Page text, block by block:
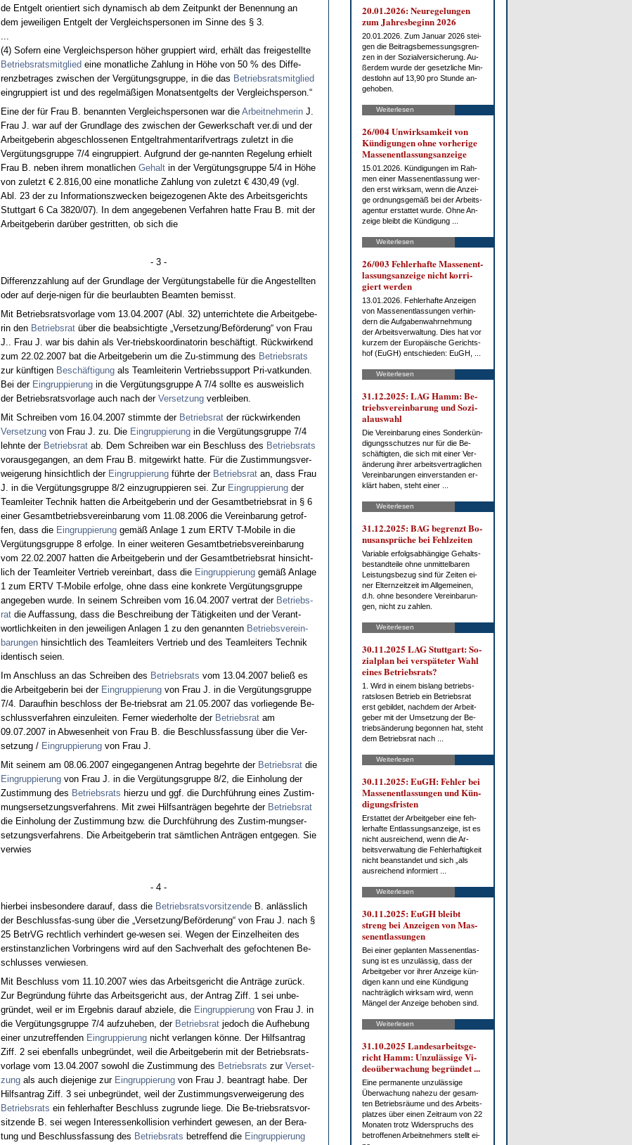
de Ent­gelt ori­en­tiert sich dy­na­misch ab dem Zeit­punkt der Be­nen­nung an
dem je­wei­li­gen Ent­gelt der Ver­gleichs­per­so­nen im Sin­ne des § 3.
...
(4) So­fern ei­ne Ver­gleichs­per­son höher grup­piert wird, erhält das frei­ge­stell­te
Be­triebs­rats­mit­glied ei­ne mo­nat­li­che Zah­lung in Höhe von 50 % des Dif­fe­
renz­be­tra­ges zwi­schen der Vergütungs­grup­pe, in die das Be­triebs­rats­mit­glied
ein­grup­piert ist und des re­gelmäßigen Mo­nats­ent­gelts der Ver­gleichs­per­son.“
Ei­ne der für Frau B. be­nann­ten Ver­gleichs­per­so­nen war die Ar­beit­neh­me­rinJ.
Frau J. war auf der Grund­la­ge des zwi­schen der Ge­werk­schaft ver.di und der
Ar­beit­ge­be­rin ab­ge­schlos­se­nen Ent­gelt­rah­men­ta­rif­ver­trags zu­letzt in die
Vergütungs­grup­pe 7/4 ein­grup­piert. Auf­grund der ge-nann­ten Re­ge­lung er­hielt
Frau B. ne­ben ih­rem mo­nat­li­chen Ge­haltin der Vergütungs­grup­pe 5/4 in Höhe
von zu­letzt € 2.816,00 ei­ne mo­nat­li­che Zah­lung von zu­letzt € 430,49 (vgl.
Abl. 23 der zu In­for­ma­ti­ons­zwe­cken bei­ge­zo­ge­nen Ak­te des Ar­beits­ge­richts
Stutt­gart 6 Ca 3820/07). In dem an­ge­ge­be­nen Ver­fah­ren hat­te Frau B. mit der
Ar­beit­ge­be­rin darüber ge­strit­ten, ob sich die
- 3 -
Dif­fe­renz­zah­lung auf der Grund­la­ge der Vergütungs­ta­bel­le für die An­ge­stell­ten
oder auf der­je-ni­gen für die be­ur­laub­ten Be­am­ten be­misst.
Mit Be­triebs­rats­vor­la­ge vom 13.04.2007 (Abl. 32) un­ter­rich­te­te die Ar­beit­ge­be­
rin den Be­triebs­ratüber die be­ab­sich­tig­te „Ver­set­zung/Beförde­rung“ von Frau
J.. Frau J. war bis da­hin als Ver-triebs­ko­or­di­na­to­rin beschäftigt. Rück­wir­kend
zum 22.02.2007 bat die Ar­beit­ge­be­rin um die Zu-stim­mung des Be­triebs­rats
zur künf­ti­gen Beschäfti­gungals Team­lei­te­rin Ver­triebs­sup­port Pri-vat­kun­den.
Bei der Ein­grup­pie­rungin die Vergütungs­grup­pe A 7/4 soll­te es aus­weis­lich
der Be­triebs­rats­vor­la­ge auch nach der Ver­set­zungver­blei­ben.
Mit Schrei­ben vom 16.04.2007 stimm­te der Be­triebs­ratder rück­wir­ken­den
Ver­set­zungvon Frau J. zu. Die Ein­grup­pie­rungin die Vergütungs­grup­pe 7/4
lehn­te der Be­triebs­ratab. Dem Schrei­ben war ein Be­schluss des Be­triebs­rats
vor­aus­ge­gan­gen, an dem Frau B. mit­ge­wirkt hat­te. Für die Zu­stim­mungs­ver­
wei­ge­rung hin­sicht­lich der Ein­grup­pie­rungführ­te der Be­triebs­ratan, dass Frau
J. in die Vergütungs­grup­pe 8/2 ein­zu­grup­pie­ren sei. Zur Ein­grup­pie­rungder
Team­lei­ter Tech­nik hat­ten die Ar­beit­ge­be­rin und der Ge­samt­be­triebs­rat in § 6
ei­ner Ge­samt­be­triebs­ver­ein­ba­rung vom 11.08.2006 die Ver­ein­ba­rung ge­trof­
fen, dass die Ein­grup­pie­runggemäß An­la­ge 1 zum ERTV T-Mo­bi­le in die
Vergütungs­grup­pe 8 er­fol­ge. In ei­ner wei­te­ren Ge­samt­be­triebs­ver­ein­ba­rung
vom 22.02.2007 hat­ten die Ar­beit­ge­be­rin und der Ge­samt­be­triebs­rat hin­sicht­
lich der Team­lei­ter Ver­trieb ver­ein­bart, dass die Ein­grup­pie­runggemäß An­la­ge
1 zum ERTV T-Mo­bi­le er­fol­ge, oh­ne dass ei­ne kon­kre­te Vergütungs­grup­pe
an­ge­ge­ben wur­de. In sei­nem Schrei­ben vom 16.04.2007 ver­trat der Be­triebs­
ratdie Auf­fas­sung, dass die Be­schrei­bung der Tätig­kei­ten und der Ver­ant­
wort­lich­kei­ten in den je­wei­li­gen An­la­gen 1 zu den ge­nann­ten Be­triebs­ver­ein­
ba­run­genhin­sicht­lich des Team­lei­ters Ver­trieb und des Team­lei­ters Tech­nik
iden­tisch sei­en.
Im An­schluss an das Schrei­ben des Be­triebs­rats vom 13.04.2007 be­ließ es
die Ar­beit­ge­be­rin bei der Ein­grup­pie­rungvon Frau J. in die Vergütungs­grup­pe
7/4. Dar­auf­hin be­schloss der Be-triebs­rat am 21.05.2007 das vor­lie­gen­de Be­
schluss­ver­fah­ren ein­zu­lei­ten. Fer­ner wie­der­hol­te der Be­triebs­ratam
09.07.2007 in Ab­we­sen­heit von Frau B. die Be­schluss­fas­sung über die Ver-
set­zung / Ein­grup­pie­rungvon Frau J.
Mit sei­nem am 08.06.2007 ein­ge­gan­ge­nen An­trag be­gehr­te der Be­triebs­ratdie
Ein­grup­pie­rungvon Frau J. in die Vergütungs­grup­pe 8/2, die Ein­ho­lung der
Zu­stim­mung des Be­triebs­rats hier­zu und ggf. die Durchführung ei­nes Zu­stim­
mungs­er­set­zungs­ver­fah­rens. Mit zwei Hilfs­anträgen be­gehr­te der Be­triebs­rat
die Ein­ho­lung der Zu­stim­mung bzw. die Durchführung des Zu­stim-mungs­er­
set­zungs­ver­fah­rens. Die Ar­beit­ge­be­rin trat sämt­li­chen Anträgen ent­ge­gen. Sie
ver­wies
- 4 -
hier­bei ins­be­son­de­re dar­auf, dass die Be­triebs­rats­vor­sit­zen­deB. anläss­lich
der Be­schluss­fas-sung über die „Ver­set­zung/Beförde­rung“ von Frau J. nach §
25 Be­trVG recht­lich ver­hin­dert ge-we­sen sei. We­gen der Ein­zel­hei­ten des
erst­in­stanz­li­chen Vor­brin­gens wird auf den Sach­ver­halt des ge­foch­te­nen Be­
schlus­ses ver­wie­sen.
Mit Be­schluss vom 11.10.2007 wies das Ar­beits­ge­richt die Anträge zurück.
Zur Be­gründung führ­te das Ar­beits­ge­richt aus, der An­trag Ziff. 1 sei un­be­
gründet, weil er im Er­geb­nis dar­auf ab­zie­le, die Ein­grup­pie­rungvon Frau J. in
die Vergütungs­grup­pe 7/4 auf­zu­he­ben, der Be­triebs­ratje­doch die Auf­he­bung
ei­ner un­zu­tref­fen­den Ein­grup­pie­rungnicht ver­lan­gen könne. Der Hilfs­an­trag
Ziff. 2 sei eben­falls un­be­gründet, weil die Ar­beit­ge­be­rin mit der Be­triebs­rats­
vor­la­ge vom 13.04.2007 so­wohl die Zu­stim­mung des Be­triebs­rats zur Ver­set­
zungals auch die­je­ni­ge zur Ein­grup­pie­rungvon Frau J. be­an­tragt ha­be. Der
Hilfs­an­trag Ziff. 3 sei un­be­gründet, weil der Zu­stim­mungs­ver­wei­ge­rung des
Be­triebs­rats ein feh­ler­haf­ter Be­schluss zu­grun­de lie­ge. Die Be-triebs­rats­vor­
sit­zen­de B. sei we­gen In­ter­es­sen­kol­li­si­on ver­hin­dert ge­we­sen, an der Be­ra­
tung und Be­schluss­fas­sung des Be­triebs­rats be­tref­fend die Ein­grup­pie­rung
20.01.2026: Neu­re­ge­lun­gen
zum Jah­res­be­ginn 2026
20.01.2026. Zum Ja­nu­ar 2026 stei­
gen die Bei­trags­be­mes­sungs­gren­
zen in der So­zi­al­ver­si­che­rung. Au­
ßer­dem wur­de der ge­setz­li­che Min­
dest­lohn auf 13,90 pro St­un­de an­
ge­ho­ben.
Weiterlesen
26/004 Un­wirk­sam­keit von
Kün­di­gun­gen oh­ne vor­he­ri­ge
Mas­sen­ent­las­sungs­an­zei­ge
15.01.2026. Kün­di­gun­gen im Rah­
men ei­ner Mas­sen­ent­las­sung wer­
den erst wirk­sam, wenn die An­zei­
ge ord­nungs­ge­mäß bei der Ar­beits­
agen­tur er­stat­tet wur­de. Oh­ne An­
zei­ge bleibt die Kün­di­gung ...
Weiterlesen
26/003 Feh­ler­haf­te Mas­sen­ent­
las­sungs­an­zei­ge nicht kor­ri­
giert wer­den
13.01.2026. Feh­ler­haf­te An­zei­gen
von Mas­sen­ent­las­sun­gen ver­hin­
dern die Auf­ga­ben­wahr­neh­mung
der Ar­beits­ver­wal­tung. Dies hat vor
kur­zem der Eu­ro­päi­sche Ge­richts­
hof (EuGH) ent­schie­den: EuGH, ...
Weiterlesen
31.12.2025: LAG Hamm: Be­
triebs­ver­ein­ba­rung und So­zi­
al­aus­wahl
Die Ver­ein­ba­rung ei­nes Son­der­kün­
di­gungs­schut­zes nur für die Be­
schäf­tig­ten, die sich mit ei­ner Ver­
än­de­rung ih­rer ar­beits­ver­trag­li­chen
Ver­ein­ba­run­gen ein­ver­stan­den er­
klärt ha­ben, steht ei­ner ...
Weiterlesen
31.12.2025: BAG be­grenzt Bo­
nus­an­sprü­che bei Fehl­zei­ten
Va­ria­ble er­folgs­ab­hän­gi­ge Ge­halts­
be­stand­tei­le oh­ne un­mit­tel­ba­ren
Leis­tungs­be­zug sind für Zei­ten ei­
ner El­tern­zeit­zeit im All­ge­mei­nen,
d.h. oh­ne be­son­de­re Ver­ein­ba­run­
gen, nicht zu zah­len.
Weiterlesen
30.11.2025 LAG Stutt­gart: So­
zi­al­plan bei ver­spä­te­ter Wahl
ei­nes Be­triebs­rats?
1. Wird in ei­nem bis­lang be­triebs­
rats­lo­sen Be­trieb ein Be­triebs­rat
erst ge­bil­det, nach­dem der Ar­beit­
ge­ber mit der Um­set­zung der Be­
trieb­s­än­de­rung be­gon­nen hat, steht
dem Be­triebs­rat nach ...
Weiterlesen
30.11.2025: EuGH: Feh­ler bei
Mas­sen­ent­las­sun­gen und Kün­
di­gungs­fris­ten
Er­stat­tet der Ar­beit­ge­ber ei­ne feh­
ler­haf­te Ent­las­sungs­an­zei­ge, ist es
nicht aus­rei­chend, wenn die Ar­
beits­ver­wal­tung die Feh­ler­haf­tig­keit
nicht be­an­stan­det und sich „als
aus­rei­chend in­for­miert ...
Weiterlesen
30.11.2025: EuGH bleibt
streng bei An­zei­gen von Mas­
sen­ent­las­sun­gen
Bei ei­ner ge­plan­ten Mas­sen­ent­las­
sung ist es un­zu­läs­sig, dass der
Ar­beit­ge­ber vor ih­rer An­zei­ge kün­
di­gen kann und ei­ne Kün­di­gung
nach­träg­lich wirk­sam wird, wenn
Män­gel der An­zei­ge be­ho­ben sind.
Weiterlesen
31.10.2025 Lan­des­ar­beits­ge­
richt Hamm: Un­zu­läs­si­ge Vi­
deo­über­wa­chung be­grün­det ...
Ei­ne per­ma­nen­te un­zu­läs­si­ge
Über­wa­chung na­he­zu der ge­sam­
ten Be­triebs­räu­me und des Ar­beits­
plat­zes über ei­nen Zeit­raum von 22
Mo­na­ten trotz Wi­der­spruchs des
be­trof­fe­nen Ar­beit­neh­mers stellt ei­